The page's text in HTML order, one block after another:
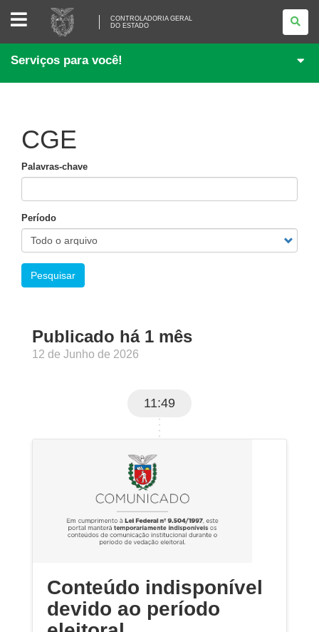
CONTROLADORIA
GERAL
DO
ESTADO
CONTROLADORIA GERAL
DO ESTADO
Serviços para você!
CGE
Palavras-chave
Período
Pesquisar
Publicado há 1 mês
12 de Junho de 2026
11:49
Conteúdo indisponível
devido ao período